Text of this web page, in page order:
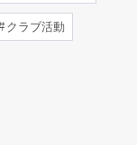
クラブ活動